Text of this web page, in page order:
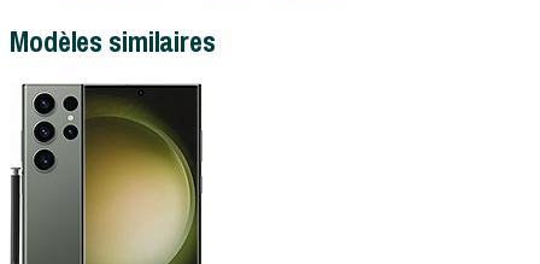
Modèles similaires